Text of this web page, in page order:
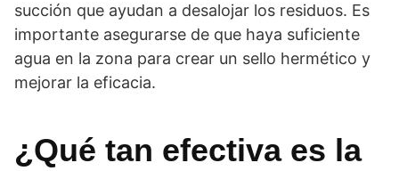
succión que ayudan a desalojar los residuos. Es
importante asegurarse de que haya suficiente
agua en la zona para crear un sello hermético y
mejorar la eficacia.
¿Qué tan efectiva es la